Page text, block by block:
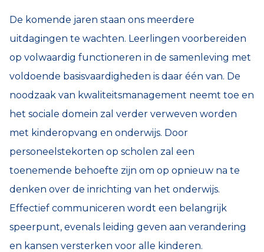
De komende jaren staan ons meerdere
uitdagingen te wachten. Leerlingen voorbereiden
op volwaardig functioneren in de samenleving met
voldoende basisvaardigheden is daar één van. De
noodzaak van kwaliteitsmanagement neemt toe en
het sociale domein zal verder verweven worden
met kinderopvang en onderwijs. Door
personeelstekorten op scholen zal een
toenemende behoefte zijn om op opnieuw na te
denken over de inrichting van het onderwijs.
Effectief communiceren wordt een belangrijk
speerpunt, evenals leiding geven aan verandering
en kansen versterken voor alle kinderen.